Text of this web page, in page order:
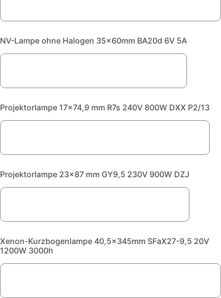
NV-Lampe ohne Halogen 35x60mm BA20d 6V 5A
Projektorlampe 17x74,9 mm R7s 240V 800W DXX P2/13
Projektorlampe 23x87 mm GY9,5 230V 900W DZJ
Xenon-Kurzbogenlampe 40,5x345mm SFaX27-9,5 20V
1200W 3000h